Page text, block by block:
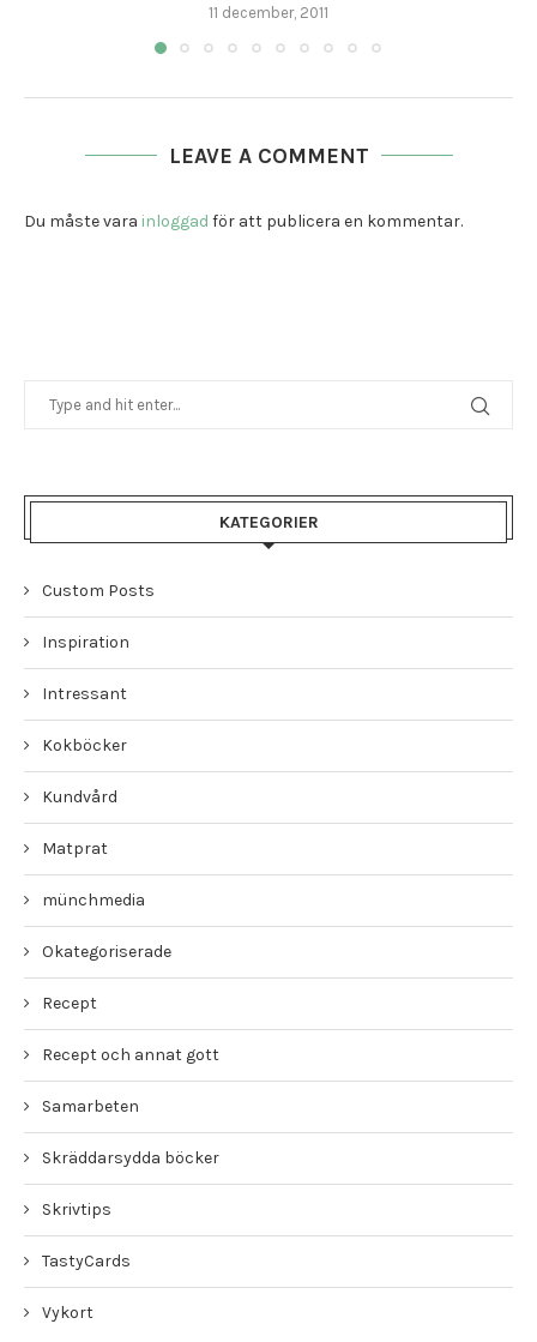
11 december, 2011
LEAVE A COMMENT
Du måste vara inloggad för att publicera en kommentar.
KATEGORIER
Custom Posts
Inspiration
Intressant
Kokböcker
Kundvård
Matprat
münchmedia
Okategoriserade
Recept
Recept och annat gott
Samarbeten
Skräddarsydda böcker
Skrivtips
TastyCards
Vykort